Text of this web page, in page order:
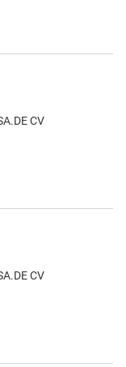
CV
CV